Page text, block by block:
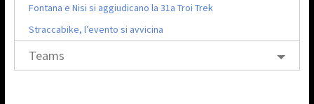
Fontana e Nisi si aggiudicano la 31a Troi Trek
Straccabike, l’evento si avvicina
Teams